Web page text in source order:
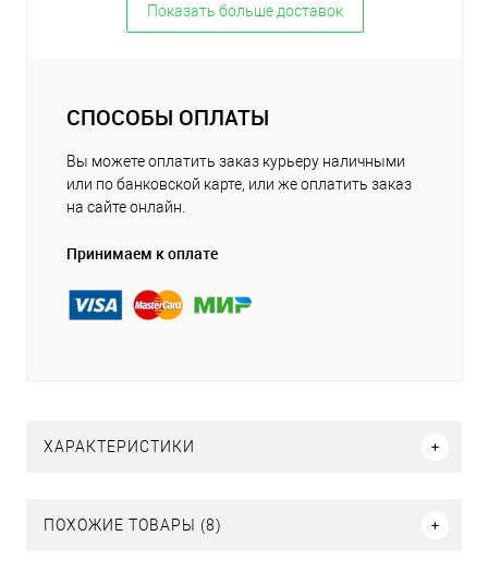
Показать больше доставок
СПОСОБЫ ОПЛАТЫ
Вы можете оплатить заказ курьеру наличными
или по банковской карте, или же оплатить заказ
на сайте онлайн.
Принимаем к оплате
ХАРАКТЕРИСТИКИ
ПОХОЖИЕ ТОВАРЫ (8)